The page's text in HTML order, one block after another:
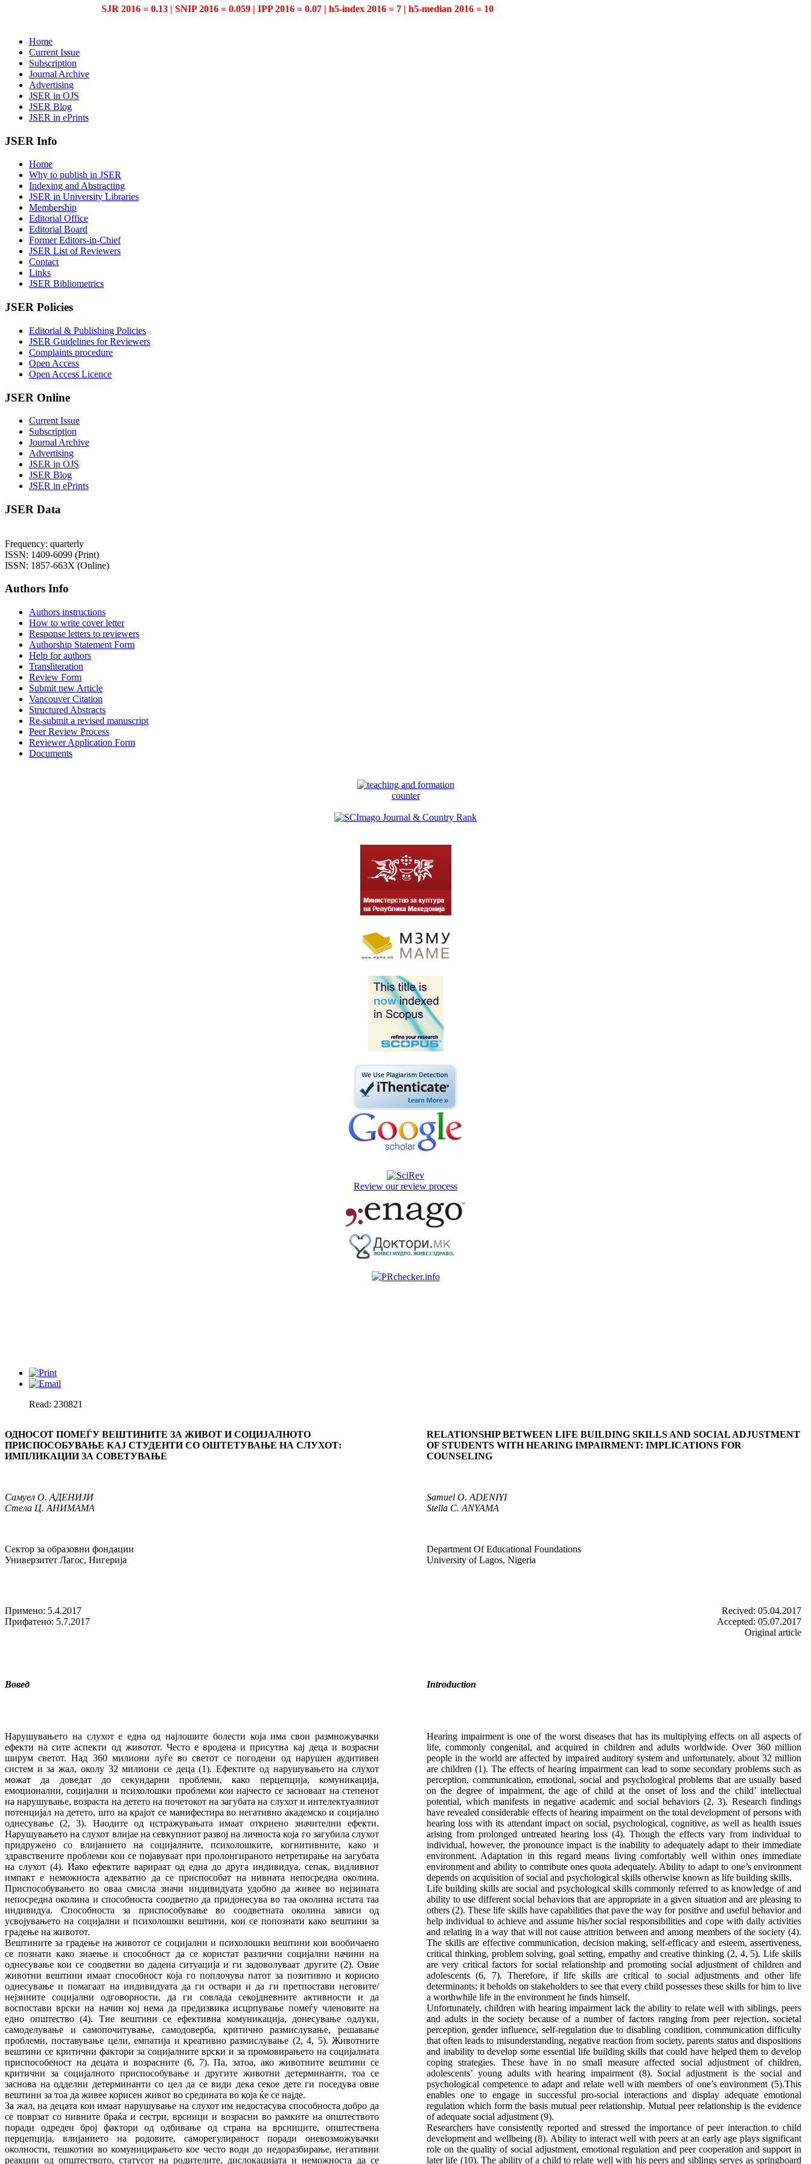
SJR 2016 = 0.13 | SNIP 2016 = 0.059 | IPP 2016 = 0.07 | h5-index 2016 = 7 | h5-median 2016 = 10
Home
Current Issue
Subscription
Journal Archive
Advertising
JSER in OJS
JSER Blog
JSER in ePrints
JSER Info
Home
Why to publish in JSER
Indexing and Abstracting
JSER in University Libraries
Membership
Editorial Office
Editorial Board
Former Editors-in-Chief
JSER List of Reviewers
Contact
Links
JSER Bibliometrics
JSER Policies
Editorial & Publishing Policies
JSER Guidelines for Reviewers
Complaints procedure
Open Access
Open Access Licence
JSER Online
Current Issue
Subscription
Journal Archive
Advertising
JSER in OJS
JSER Blog
JSER in ePrints
JSER Data
Frequency: quarterly
ISSN: 1409-6099 (Print)
ISSN: 1857-663X (Online)
Authors Info
Authors instructions
How to write cover letter
Response letters to reviewers
Authorship Statement Form
Help for authors
Transliteration
Review Form
Submit new Article
Vancouver Citation
Structured Abstracts
Re-submit a revised manuscript
Peer Review Process
Reviewer Application Form
Documents
counter
Review our review process
Read: 230821
ОДНОСОТ ПОМЕЃУ ВЕШТИНИТЕ ЗА ЖИВОТ И СОЦИЈАЛНОТО
ПРИСПОСОБУВАЊЕ КАЈ СТУДЕНТИ СО ОШТЕТУВАЊЕ НА СЛУХОТ:
ИМПЛИКАЦИИ ЗА СОВЕТУВАЊЕ
Самуел О. АДЕНИЈИ
Стела Ц. АНИМАМА
Сектор за образовни фондации
Универзитет Лагос, Нигерија
RELATIONSHIP BETWEEN LIFE BUILDING SKILLS AND SOCIAL ADJUSTMENT
OF STUDENTS WITH HEARING IMPAIRMENT: IMPLICATIONS FOR
COUNSELING
Samuel O. ADENIYI
Stella C. ANYAMA
Department Of Educational Foundations
University of Lagos, Nigeria
Примено: 5.4.2017
Прифатено: 5.7.2017
Recived: 05.04.2017
Accepted: 05.07.2017
Original article
Вовед Introduction
Нарушувањето на слухот е една од најлошите болести која има свои размножувачки
ефекти на сите аспекти од животот. Често е вродена и присутна кај деца и возрасни
ширум светот. Над 360 милиони луѓе во светот се погодени од нарушен аудитивен
систем и за жал, околу 32 милиони се деца (1). Ефектите од нарушувањето на слухот
можат да доведат до секундарни проблеми, како перцепција, комуникација,
емоционални, социјални и психолошки проблеми кои најчесто се засноваат на степенот
на нарушување, возраста на детето на почетокот на загубата на слухот и интелектуалниот
потенцијал на детето, што на крајот се манифестира во негативно академско и социјално
однесување (2, 3). Наодите од истражувањата имаат откриено значителни ефекти.
Нарушувањето на слухот влијае на севкупниот развој на личноста која го загубила слухот
придружено со влијанието на социјалните, психолошките, когнитивните, како и
здравствените проблеми кои се појавуваат при пролонгираното нетретирање на загубата
на слухот (4). Иако ефектите варираат од една до друга индивидуа, сепак, видливиот
импакт е неможноста адекватно да се приспособат на нивната непосредна околина.
Приспособувањето во оваа смисла значи индивидуата удобно да живее во нејзината
непосредна околина и способноста соодветно да придонесува во таа околина истата таа
индивидуа. Способноста за приспособување во соодветната околина зависи од
усвојувањето на социјални и психолошки вештини, кои се попознати како вештини за
градење на животот.
Вештините за градење на животот се социјални и психолошки вештини кои вообичаено
се познати како знаење и способност да се користат различни социјални начини на
однесување кои се соодветни во дадена ситуација и ги задоволуваат другите (2). Овие
животни вештини имаат способност која го поплочува патот за позитивно и корисно
однесување и помагаат на индивидуата да ги оствари и да ги претпостави неговите/
нејзините социјални одговорности, да ги совлада секојдневните активности и да
воспостави врски на начин кој нема да предизвика исцрпување помеѓу членовите на
едно општество (4). Тие вештини се ефективна комуникација, донесување одлуки,
самоделување и самопочитување, самодоверба, критично размислување, решавање
проблеми, поставување цели, емпатија и креативно размислување (2, 4, 5). Животните
вештини се критични фактори за социјалните врски и за промовирањето на социјалната
приспособеност на децата и возрасните (6, 7). Па, затоа, ако животните вештини се
критични за социјалното приспособување и другите животни детерминанти, тоа се
заснова на одделни детерминанти со цел да се види дека секое дете ги поседува овие
вештини за тоа да живее корисен живот во средината во која ќе се најде.
За жал, на децата кои имаат нарушување на слухот им недостасува способноста добро да
се поврзат со нивните браќа и сестри, врсници и возрасни во рамките на општеството
поради одреден број фактори од одбивање од страна на врсниците, општествена
перцепција, влијанието на родовите, саморегулираност поради оневозможувачки
околности, тешкотии во комуницирањето кое често води до недоразбирање, негативни
реакции од општеството, статусот на родителите, дислокацијата и неможноста да се
Hearing impairment is one of the worst diseases that has its multiplying effects on all aspects of
life, commonly congenital, and acquired in children and adults worldwide. Over 360 million
people in the world are affected by impaired auditory system and unfortunately, about 32 million
are children (1). The effects of hearing impairment can lead to some secondary problems such as
perception, communication, emotional, social and psychological problems that are usually based
on the degree of impairment, the age of child at the onset of loss and the child’ intellectual
potential, which manifests in negative academic and social behaviors (2, 3). Research findings
have revealed considerable effects of hearing impairment on the total development of persons with
hearing loss with its attendant impact on social, psychological, cognitive, as well as health issues
arising from prolonged untreated hearing loss (4). Though the effects vary from individual to
individual, however, the pronounce impact is the inability to adequately adapt to their immediate
environment. Adaptation in this regard means living comfortably well within ones immediate
environment and ability to contribute ones quota adequately. Ability to adapt to one’s environment
depends on acquisition of social and psychological skills otherwise known as life building skills.
Life building skills are social and psychological skills commonly referred to as knowledge of and
ability to use different social behaviors that are appropriate in a given situation and are pleasing to
others (2). These life skills have capabilities that pave the way for positive and useful behavior and
help individual to achieve and assume his/her social responsibilities and cope with daily activities
and relating in a way that will not cause attrition between and among members of the society (4).
The skills are effective communication, decision making, self-efficacy and esteem, assertiveness,
critical thinking, problem solving, goal setting, empathy and creative thinking (2, 4, 5). Life skills
are very critical factors for social relationship and promoting social adjustment of children and
adolescents (6, 7). Therefore, if life skills are critical to social adjustments and other life
determinants; it beholds on stakeholders to see that every child possesses these skills for him to live
a worthwhile life in the environment he finds himself.
Unfortunately, children with hearing impairment lack the ability to relate well with siblings, peers
and adults in the society because of a number of factors ranging from peer rejection, societal
perception, gender influence, self-regulation due to disabling condition, communication difficulty
that often leads to misunderstanding, negative reaction from society, parents status and dispositions
and inability to develop some essential life building skills that could have helped them to develop
coping strategies. These have in no small measure affected social adjustment of children,
adolescents’ young adults with hearing impairment (8). Social adjustment is the social and
psychological competence to adapt and relate well with members of one’s environment (5).This
enables one to engage in successful pro-social interactions and display adequate emotional
regulation which form the basis mutual peer relationship. Mutual peer relationship is the evidence
of adequate social adjustment (9).
Researchers have consistently reported and stressed the importance of peer interaction to child
development and wellbeing (8). Ability to interact well with peers at an early age plays significant
role on the quality of social adjustment, emotional regulation and peer cooperation and support in
later life (10). The ability of a child to relate well with his peers and siblings serves as springboard